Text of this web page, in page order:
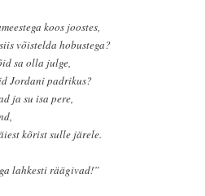
koos joostes,
võistelda hobustega?
sa olla julge,
Jordani padrikus?
ja su isa pere,
kõrist sulle järele.
lahkesti räägivad!”